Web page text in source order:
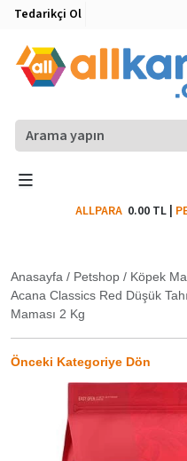
Tedarikçi Ol
ALLPARA 0.00 TL|
Anasayfa / Petshop / Köpek
Acana Classics Red Düşük
Maması 2 Kg
Önceki Kategoriye Dön